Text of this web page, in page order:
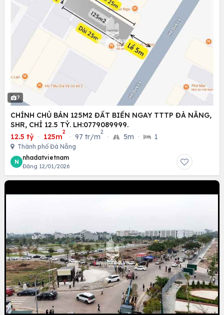
7
CHÍNH CHỦ BÁN 125M2 ĐẤT BIỂN NGAY TTTP ĐÀ NẴNG,
SHR, CHỈ 12.5 TỶ. LH:0779089999.
12.5 tỷ · 125m
2
· 97 tr/m
2
· 5m · 1
Thành phố Đà Nẵng
N
nhadatvietnam
Đăng 12/01/2026